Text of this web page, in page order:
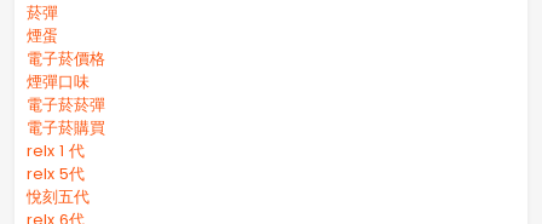
菸彈
煙蛋
電子菸價格
煙彈口味
電子菸菸彈
電子菸購買
relx 1 代
relx 5代
悅刻五代
relx 6代